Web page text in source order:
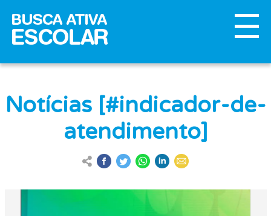
Notícias [#indicador-de-
atendimento]